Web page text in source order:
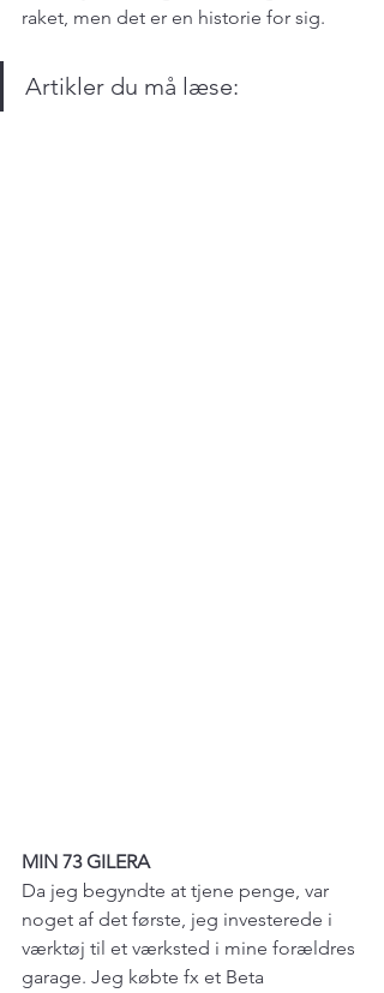
raket, men det er en historie for sig.
Artikler du må læse:
MIN 73 GILERA
Da jeg begyndte at tjene penge, var
noget af det første, jeg investerede i
værktøj til et værksted i mine forældres
garage. Jeg købte fx et Beta